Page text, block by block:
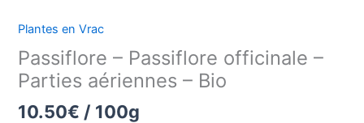
Plantes en Vrac
Passiflore – Passiflore officinale –
Parties aériennes – Bio
10.50€ / 100g